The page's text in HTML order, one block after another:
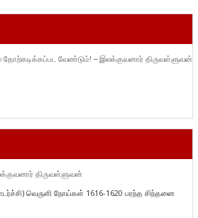
தோற்கடிக்கப்பட வேண்டும்! – இலக்குவனார் திருவள்ளுவன்
திருவள்ளுவன்
வெருளி நோய்கள் 1616-1620 பரந்த சிந்தனை